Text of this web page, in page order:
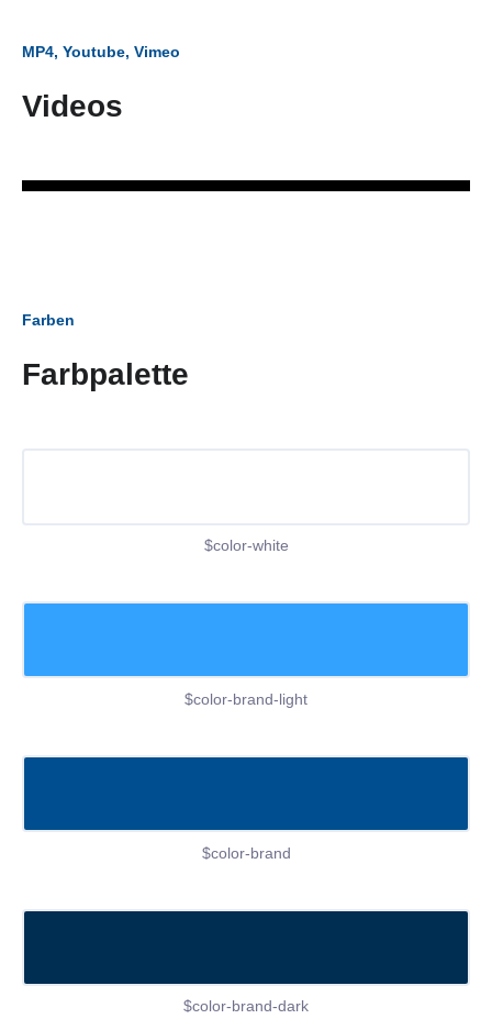
MP4, Youtube, Vimeo
Videos
Farben
Farbpalette
$color-white
$color-brand-light
$color-brand
$color-brand-dark